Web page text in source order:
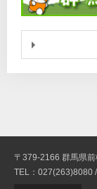
〒379-2166 群馬県
TEL：027(263)8080